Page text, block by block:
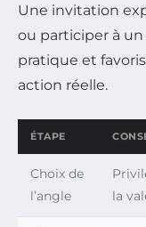
Une invitation
ou participer à
pratique et
action réelle.
ÉTAPE
Choix de
l’angle
la